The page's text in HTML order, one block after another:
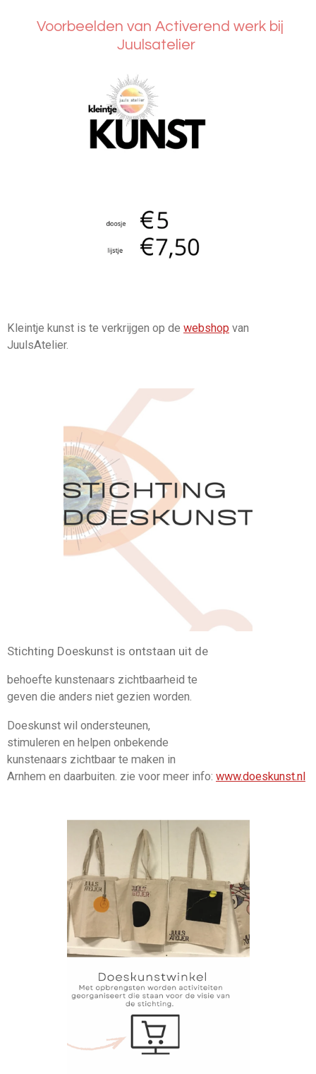
Voorbeelden van Activerend werk bij
Juulsatelier
Kleintje kunst is te verkrijgen op de webshop van
JuulsAtelier.
Stichting Doeskunst is ontstaan uit de
behoefte kunstenaars zichtbaarheid te
geven die anders niet gezien worden.
Doeskunst wil ondersteunen,
stimuleren en helpen onbekende
kunstenaars zichtbaar te maken in
Arnhem en daarbuiten. zie voor meer info: www.doeskunst.nl